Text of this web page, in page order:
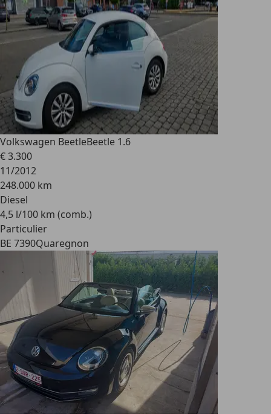
Volkswagen BeetleBeetle 1.6
€ 3.300
11/2012
248.000 km
Diesel
4,5 l/100 km (comb.)
Particulier
BE 7390Quaregnon